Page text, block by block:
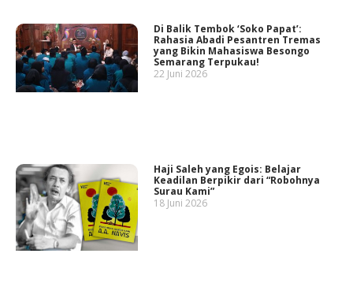
Di Balik Tembok ‘Soko Papat’:
Rahasia Abadi Pesantren Tremas
yang Bikin Mahasiswa Besongo
Semarang Terpukau!
22 Juni 2026
Haji Saleh yang Egois: Belajar
Keadilan Berpikir dari “Robohnya
Surau Kami”
18 Juni 2026